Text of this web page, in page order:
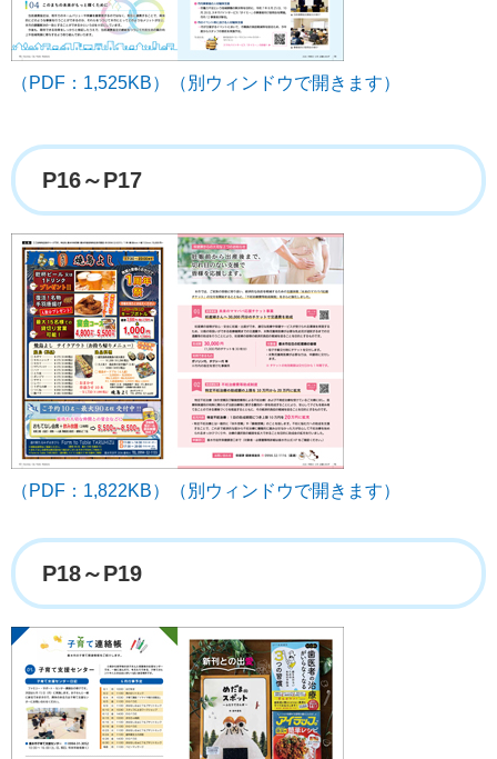
（PDF：1,525KB）（別ウィンドウで開きます）
P16～P17
（PDF：1,822KB）（別ウィンドウで開きます）
P18～P19